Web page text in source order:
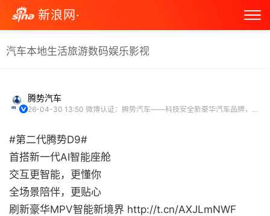
新浪网·
汽车本地生活旅游数码娱乐影视
腾势汽车
26-04-30 13:50 微博认证：腾势汽车——科技安全新豪华汽车品牌，新能源时代的「安全之王」
#第二代腾势D9#
首搭新一代AI智能座舱
交互更智能，更懂你
全场景陪伴，更贴心
刷新豪华MPV智能新境界 http://t.cn/AXJLmNWF ​